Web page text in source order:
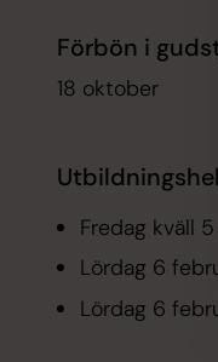
Förbön i
18 oktober
Fredag kväll
Lördag 6
Lördag 6